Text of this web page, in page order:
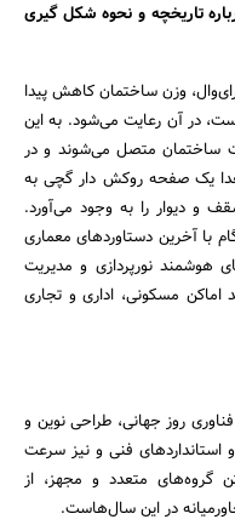
تاریخچه و نحوه شکل گیری
وزن ساختمان کاهش پیدا
به زلزله است، در آن رعایت می‌شود. به این
ساختمان متصل می‌شوند و در
یک صفحه روکش دار گچی به
و دیوار را به وجود می‌آورد.
با آخرین دستاوردهای معماری
هوشمند نورپردازی و مدیریت
اماکن مسکونی، اداری و تجاری
روز جهانی، طراحی نوین و
استانداردهای فنی و نیز سرعت
گروه‌های متعدد و مجهز، از
در این سال‌هاست.